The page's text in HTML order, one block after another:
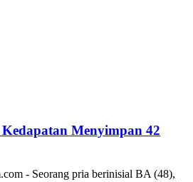
Menyimpan 42
- Seorang pria berinisial BA (48),